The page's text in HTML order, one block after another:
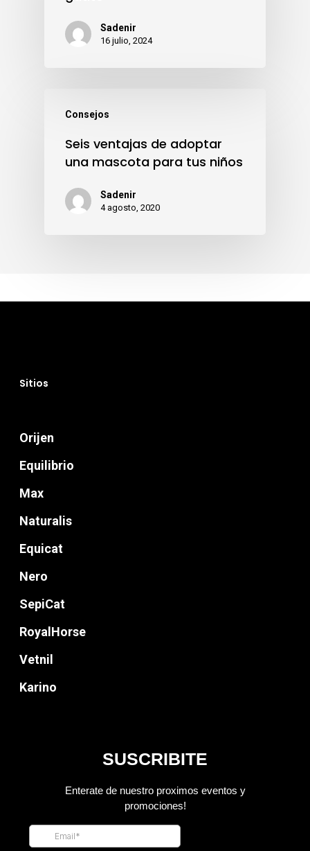
Sadenir
16 julio, 2024
Consejos
Seis ventajas de adoptar
una mascota para tus niños
Sadenir
4 agosto, 2020
Sitios
Orijen
Equilibrio
Max
Naturalis
Equicat
Nero
SepiCat
RoyalHorse
Vetnil
Karino